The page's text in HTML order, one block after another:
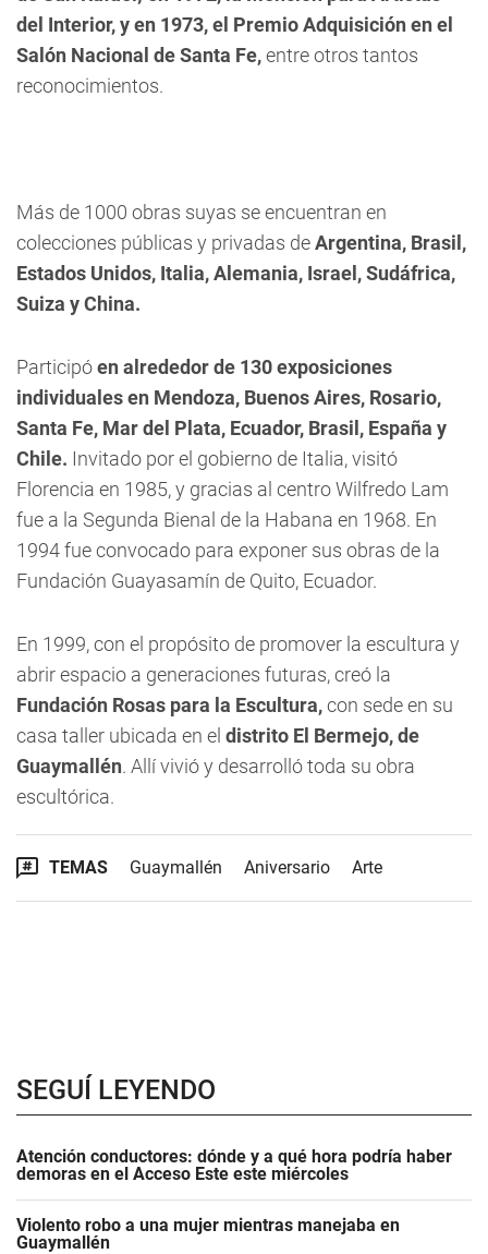
del Interior, y en 1973, el Premio Adquisición en el
Salón Nacional de Santa Fe,entre otros tantos
reconocimientos.
Más de 1000 obras suyas se encuentran en
colecciones públicas y privadas deArgentina, Brasil,
Estados Unidos, Italia, Alemania, Israel, Sudáfrica,
Suiza y China.
Participóen alrededor de 130 exposiciones
individuales en Mendoza, Buenos Aires, Rosario,
Santa Fe, Mar del Plata, Ecuador, Brasil, España y
Chile. Invitado por el gobierno de Italia, visitó
Florencia en 1985, y gracias al centro Wilfredo Lam
fue a la Segunda Bienal de la Habana en 1968. En
1994 fue convocado para exponer sus obras de la
Fundación Guayasamín de Quito, Ecuador.
En 1999, con el propósito de promover la escultura y
abrir espacio a generaciones futuras, creó la
Fundación Rosas para la Escultura,con sede en su
casa taller ubicada en el distrito El Bermejo, de
Guaymallén. Allí vivió y desarrolló toda su obra
escultórica.
TEMAS Guaymallén Aniversario Arte
SEGUÍ LEYENDO
Atención conductores: dónde y a qué hora podría haber
demoras en el Acceso Este este miércoles
Violento robo a una mujer mientras manejaba en
Guaymallén